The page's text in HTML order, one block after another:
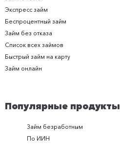
Экспресс займ
Беспроцентный займ
Займ без отказа
Список всех займов
Быстрый займ на карту
Займ онлайн
Популярные продукты
Займ безработным
По ИИН